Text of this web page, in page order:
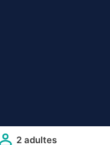
2 adultes